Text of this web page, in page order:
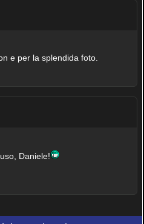
e per la splendida foto.
Daniele!